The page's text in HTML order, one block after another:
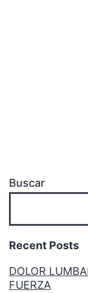
Buscar
Recent Posts
DOLOR
FUERZA